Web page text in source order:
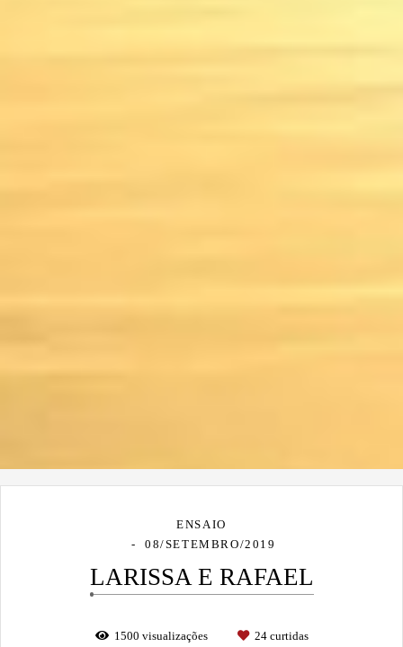
ENSAIO
08/SETEMBRO/2019
LARISSA E RAFAEL
1500 visualizações 24curtidas